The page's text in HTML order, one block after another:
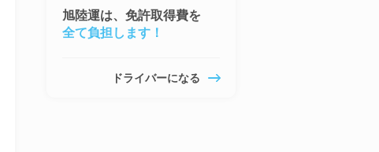
旭陸運は、免許取得費を
全て負担します！
ドライバーになる